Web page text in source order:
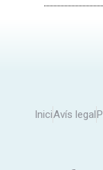
IniciAvís legal